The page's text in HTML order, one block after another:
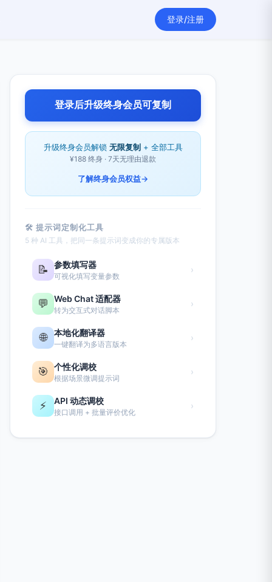
登录/注册
登录后升级终身会员可复制
升级终身会员解锁 无限复制 + 全部工具
¥188 终身 · 7天无理由退款
了解终身会员权益→
🛠 提示词定制化工具
5 种 AI 工具，把同一条提示词变成你的专属版本
📝 参数填写器
可视化填写变量参数
›
💬 Web Chat 适配器
转为交互式对话脚本
›
🌐 本地化翻译器
一键翻译为多语言版本
›
🎯 个性化调校
根据场景微调提示词
›
⚡ API 动态调校
接口调用 + 批量评价优化
›